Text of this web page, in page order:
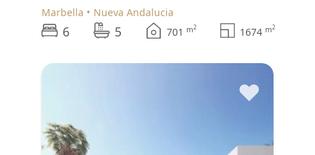
Marbella
Nueva Andalucia
6 5 701 m2 1674 m2
♥